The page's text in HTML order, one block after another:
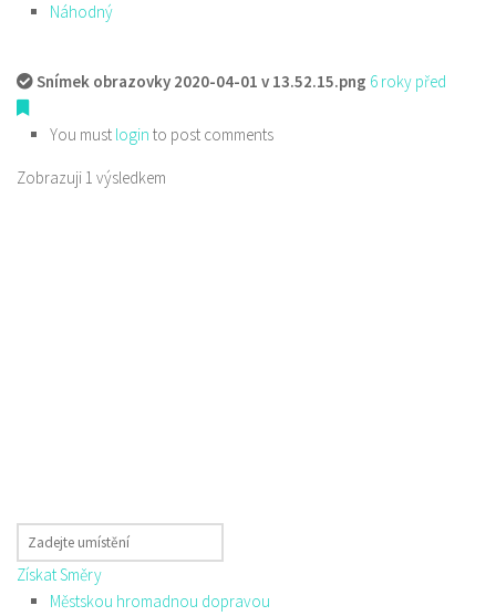
Náhodný
Snímek obrazovky 2020-04-01 v 13.52.15.png 6 roky před
You must login to post comments
Zobrazuji 1 výsledkem
Získat Směry
Městskou hromadnou dopravou